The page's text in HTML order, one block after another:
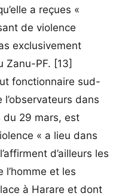
a reçues «
de violence
exclusivement
Zanu-PF. [13]
fonctionnaire sud-
l’observateurs dans
du 29 mars, est
« a lieu dans
d’ailleurs les
et les
à Harare et dont